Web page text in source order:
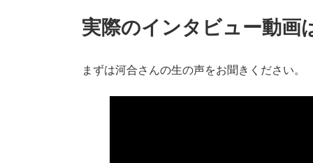
実際のインタビュー動画
まずは河合さんの生の声をお聞きください。